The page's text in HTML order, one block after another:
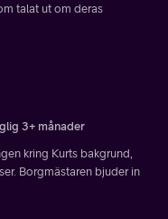
talat ut om deras
3+ månader
kring Kurts bakgrund,
Borgmästaren bjuder in